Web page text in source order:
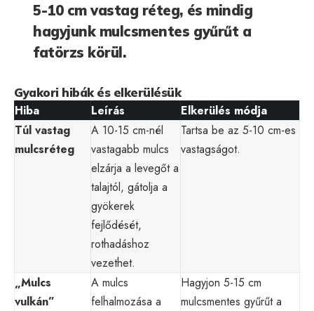
5-10 cm vastag réteg, és mindig
hagyjunk mulcsmentes gyűrűt a
fatörzs körül.
Gyakori hibák és elkerülésük
Hiba Leírás
Elkerülés módja
Túl vastag
mulcsréteg
A 10-15 cm-nél
vastagabb mulcs
elzárja a levegőt a
talajtól, gátolja a
gyökerek
fejlődését,
rothadáshoz
vezethet.
Tartsa be az 5-10 cm-es
vastagságot.
„Mulcs
vulkán”
A mulcs
felhalmozása a
Hagyjon 5-15 cm
mulcsmentes gyűrűt a